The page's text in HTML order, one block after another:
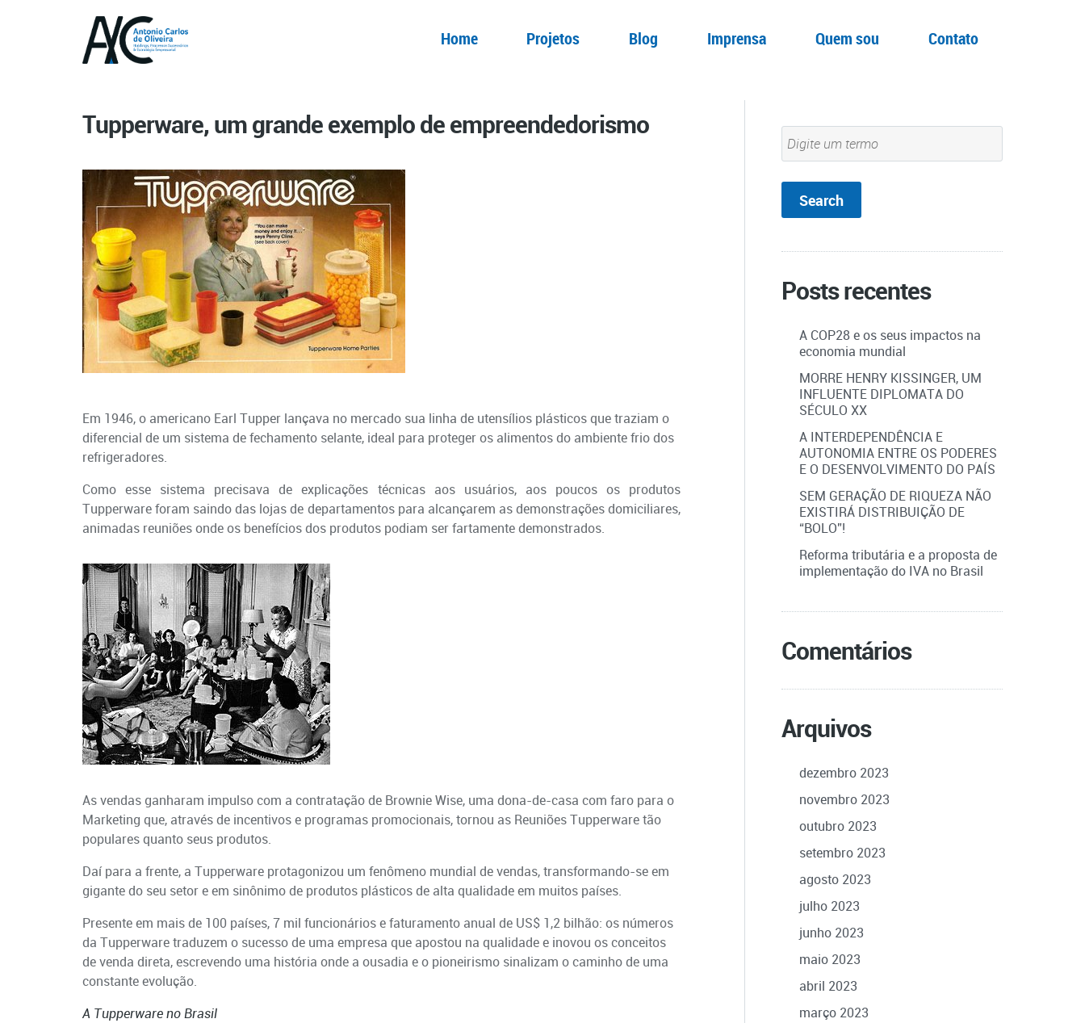
Home Projetos Blog Imprensa Quem sou Contato
Tupperware, um grande exemplo de empreendedorismo
Em 1946, o americano Earl Tupper lançava no mercado sua linha de utensílios plásticos que traziam o
diferencial de um sistema de fechamento selante, ideal para proteger os alimentos do ambiente frio dos
refrigeradores.
Como esse sistema precisava de explicações técnicas aos usuários, aos poucos os produtos
Tupperware foram saindo das lojas de departamentos para alcançarem as demonstrações domiciliares,
animadas reuniões onde os benefícios dos produtos podiam ser fartamente demonstrados.
As vendas ganharam impulso com a contratação de Brownie Wise, uma dona-de-casa com faro para o
Marketing que, através de incentivos e programas promocionais, tornou as Reuniões Tupperware tão
populares quanto seus produtos.
Daí para a frente, a Tupperware protagonizou um fenômeno mundial de vendas, transformando-se em
gigante do seu setor e em sinônimo de produtos plásticos de alta qualidade em muitos países.
Presente em mais de 100 países, 7 mil funcionários e faturamento anual de US$ 1,2 bilhão: os números
da Tupperware traduzem o sucesso de uma empresa que apostou na qualidade e inovou os conceitos
de venda direta, escrevendo uma história onde a ousadia e o pioneirismo sinalizam o caminho de uma
constante evolução.
A Tupperware no Brasil
Posts recentes
A COP28 e os seus impactos na
economia mundial
MORRE HENRY KISSINGER, UM
INFLUENTE DIPLOMATA DO
SÉCULO XX
A INTERDEPENDÊNCIA E
AUTONOMIA ENTRE OS PODERES
E O DESENVOLVIMENTO DO PAÍS
SEM GERAÇÃO DE RIQUEZA NÃO
EXISTIRÁ DISTRIBUIÇÃO DE
“BOLO”!
Reforma tributária e a proposta de
implementação do IVA no Brasil
Comentários
Arquivos
dezembro 2023
novembro 2023
outubro 2023
setembro 2023
agosto 2023
julho 2023
junho 2023
maio 2023
abril 2023
março 2023